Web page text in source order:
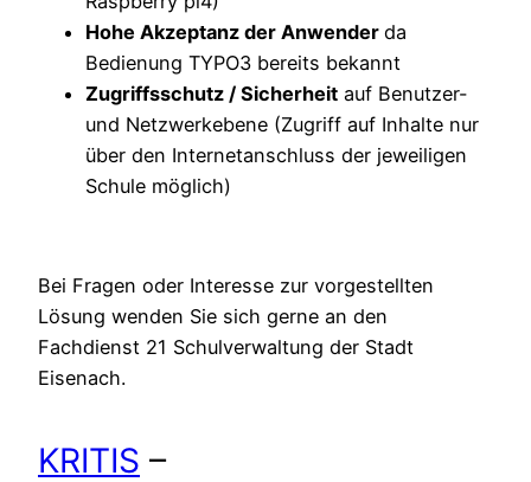
Hohe Akzeptanz der Anwender da
Bedienung TYPO3 bereits bekannt
Zugriffsschutz / Sicherheit auf Benutzer-
und Netzwerkebene (Zugriff auf Inhalte nur
über den Internetanschluss der jeweiligen
Schule möglich)
Bei Fragen oder Interesse zur vorgestellten
Lösung wenden Sie sich gerne an den
Fachdienst 21 Schulverwaltung der Stadt
Eisenach.
KRITIS –